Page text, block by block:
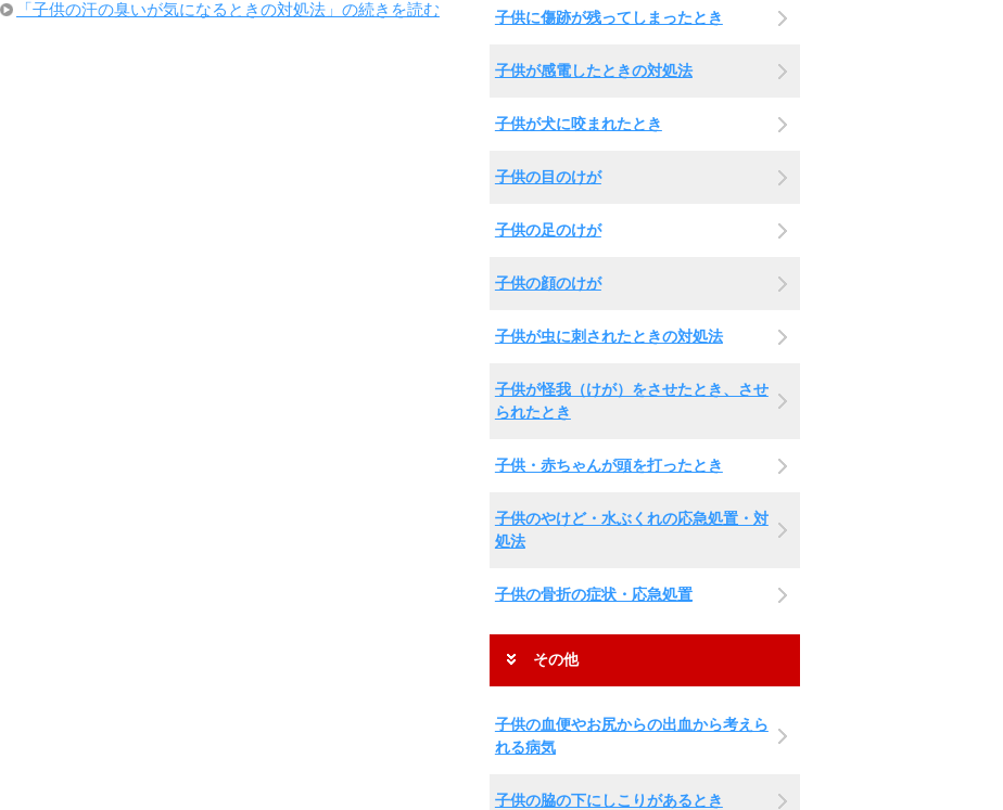
「子供の汗の臭いが気になるときの対処法」の続きを読む 子供に傷跡が残ってしまったとき
子供が感電したときの対処法
子供が犬に咬まれたとき
子供の目のけが
子供の足のけが
子供の顔のけが
子供が虫に刺されたときの対処法
子供が怪我（けが）をさせたとき、させ
られたとき
子供・赤ちゃんが頭を打ったとき
子供のやけど・水ぶくれの応急処置・対
処法
子供の骨折の症状・応急処置
その他
子供の血便やお尻からの出血から考えら
れる病気
子供の脇の下にしこりがあるとき